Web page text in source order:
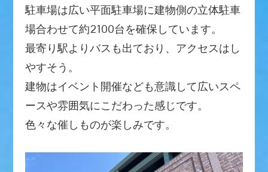
駐車場は広い平面駐車場に建物側の立体駐車
場合わせて約2100台を確保しています。
最寄り駅よりバスも出ており、アクセスはし
やすそう。
建物はイベント開催なども意識して広いスペ
ースや雰囲気にこだわった感じです。
色々な催しものが楽しみです。